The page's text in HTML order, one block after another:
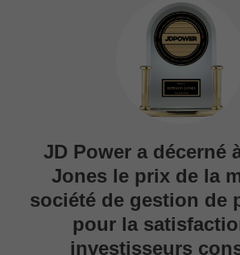
JD Power a décerné
Jones le prix de la
société de gestion de
pour la
investisseurs